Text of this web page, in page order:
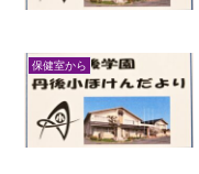
保健室から